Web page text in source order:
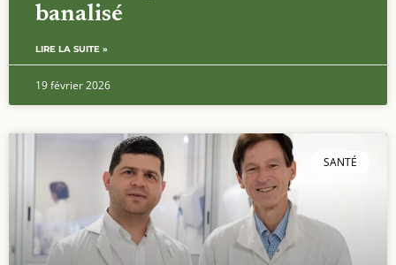
banalisé
LIRE LA SUITE »
19 février 2026
SANTÉ